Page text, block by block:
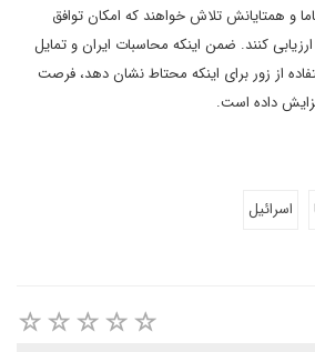
و همتایانش تلاش خواهند که امکان توافق
کنند. ضمن اینکه محاسبات ایران و تمایل
از زور برای اینکه محتاط نشان دهد، فرصت
داده است.
اسرائیل